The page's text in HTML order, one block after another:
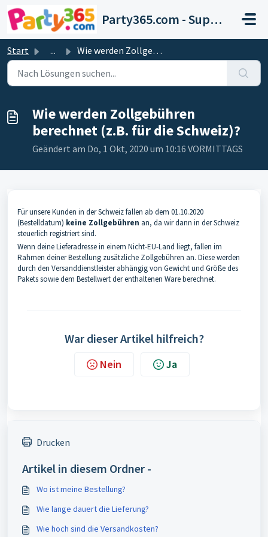
Zum hauptsächlichen Inhalt gehen
Party365.com - Support
Start ... Wie werden Zollgebühren berechnet (z.B. für die Schweiz)?
Wie werden Zollgebühren
berechnet (z.B. für die Schweiz)?
Geändert am Do, 1 Okt, 2020 um 10:16 VORMITTAGS
Für unsere Kunden in der Schweiz fallen ab dem 01.10.2020
(Bestelldatum) keine Zollgebühren an, da wir dann in der Schweiz
steuerlich registriert sind.
Wenn deine Lieferadresse in einem Nicht-EU-Land liegt, fallen im
Rahmen deiner Bestellung zusätzliche Zollgebühren an. Diese werden
durch den Versanddienstleister abhängig von Gewicht und Größe des
Pakets sowie dem Bestellwert der enthaltenen Ware berechnet.
War dieser Artikel hilfreich?
Nein Ja
Drucken
Artikel in diesem Ordner -
Wo ist meine Bestellung?
Wie lange dauert die Lieferung?
Wie hoch sind die Versandkosten?